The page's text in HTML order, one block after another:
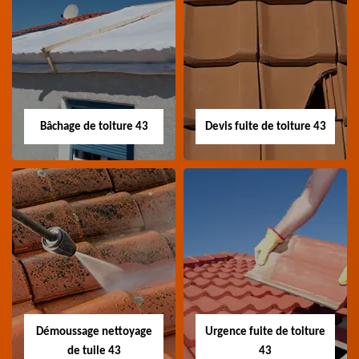
Nettoyage panneau
photovoltaïque 43
Professionnel en
nettoyage panneau
photovoltaïque 43
Devis pose de
gouttière 43
Devis pose de gouttière
43 Haute-Loire
Bâchage de toiture 43
Bâchage de toiture
43
Entreprise bâchage de
toiture 43 Haute-Loire
Devis fuite de toiture 43
Devis fuite de
toiture 43
Devis fuite de toiture 43
Haute-Loire
Démoussage nettoyage
de tuile 43
Urgence fuite de toiture
43